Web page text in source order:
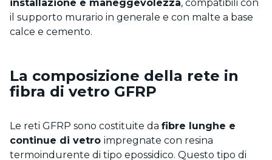
installazione e maneggevolezza, compatibili con
il supporto murario in generale e con malte a base
calce e cemento.
La composizione della rete in
fibra di vetro GFRP
Le reti GFRP sono costituite da fibre lunghe e
continue di vetro impregnate con resina
termoindurente di tipo epossidico. Questo tipo di